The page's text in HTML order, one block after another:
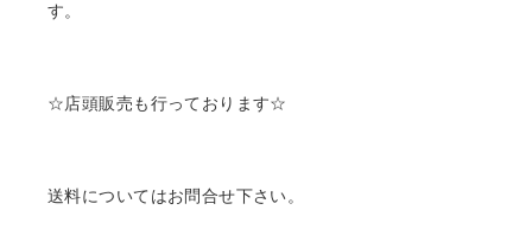
す。
☆店頭販売も行っております☆
送料についてはお問合せ下さい。